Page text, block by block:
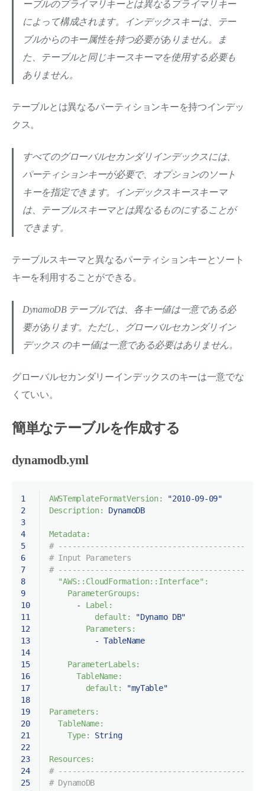
ーブルのプライマリキーとは異なるプライマリキー
によって構成されます。インデックスキーは、テー
ブルからのキー属性を持つ必要がありません。ま
た、テーブルと同じキースキーマを使用する必要も
ありません。
テーブルとは異なるパーティションキーを持つインデッ
クス。
すべてのグローバルセカンダリインデックスには、
パーティションキーが必要で、オプションのソート
キーを指定できます。インデックスキースキーマ
は、テーブルスキーマとは異なるものにすることが
できます。
テーブルスキーマと異なるパーティションキーとソート
キーを利用することができる。
DynamoDB テーブルでは、各キー値は一意である必
要があります。ただし、グローバルセカンダリイン
デックス のキー値は一意である必要はありません。
グローバルセカンダリーインデックスのキーは一意でな
くていい。
簡単なテーブルを作成する
dynamodb.yml
1
2
3
4
5
6
7
8
9
10
11
12
13
14
15
16
17
18
19
20
21
22
23
24
25
AWSTemplateFormatVersion:
"2010-09-09"
Description:
DynamoDB
Metadata:
#
# Input Parameters
#
"AWS::CloudFormation::Interface":
ParameterGroups:
-
Label:
default:
"Dynamo DB"
Parameters:
- TableName
ParameterLabels:
TableName:
default:
"myTable"
Parameters:
TableName:
Type:
String
Resources:
#
# DynamoDB